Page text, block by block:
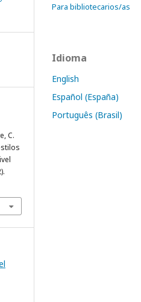
C.
Para bibliotecarios/as
Idioma
English
Español (España)
Português (Brasil)